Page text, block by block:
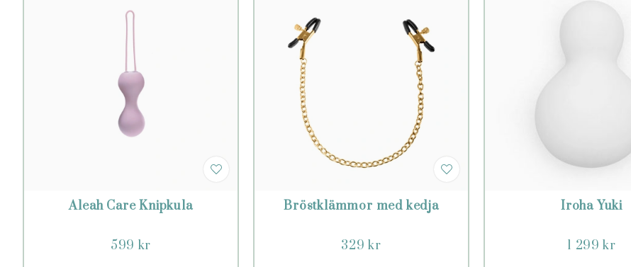
Aleah Care Knipkula
599 kr
Bröstklämmor med kedja
329 kr
Iroha Yuki
1 299 kr